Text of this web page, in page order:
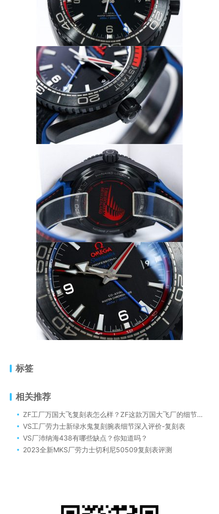
标签
相关推荐
ZF工厂万国大飞复刻表怎么样？ZF这款万国大飞厂的细节控制还是很不错的
VS工厂劳力士新绿水鬼复刻腕表细节深入评价-复刻表
VS厂沛纳海438有哪些缺点？你知道吗？
2023全新MKS厂劳力士切利尼50509复刻表评测